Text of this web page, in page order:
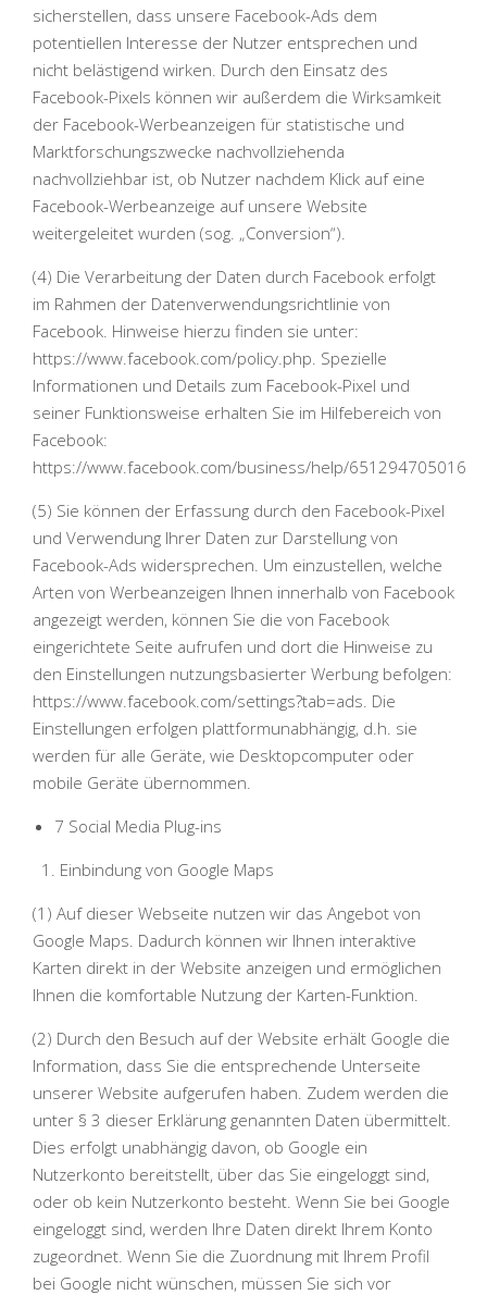
sicherstellen, dass unsere Facebook-Ads dem
potentiellen Interesse der Nutzer entsprechen und
nicht belästigend wirken. Durch den Einsatz des
Facebook-Pixels können wir außerdem die Wirksamkeit
der Facebook-Werbeanzeigen für statistische und
Marktforschungszwecke nachvollziehenda
nachvollziehbar ist, ob Nutzer nachdem Klick auf eine
Facebook-Werbeanzeige auf unsere Website
weitergeleitet wurden (sog. „Conversion“).
(4) Die Verarbeitung der Daten durch Facebook erfolgt
im Rahmen der Datenverwendungsrichtlinie von
Facebook. Hinweise hierzu finden sie unter:
https://www.facebook.com/policy.php. Spezielle
Informationen und Details zum Facebook-Pixel und
seiner Funktionsweise erhalten Sie im Hilfebereich von
Facebook:
https://www.facebook.com/business/help/
(5) Sie können der Erfassung durch den Facebook-Pixel
und Verwendung Ihrer Daten zur Darstellung von
Facebook-Ads widersprechen. Um einzustellen, welche
Arten von Werbeanzeigen Ihnen innerhalb von Facebook
angezeigt werden, können Sie die von Facebook
eingerichtete Seite aufrufen und dort die Hinweise zu
den Einstellungen nutzungsbasierter Werbung befolgen:
https://www.facebook.com/settings?tab=ads. Die
Einstellungen erfolgen plattformunabhängig, d.h. sie
werden für alle Geräte, wie Desktopcomputer oder
mobile Geräte übernommen.
7 Social Media Plug-ins
Einbindung von Google Maps
(1) Auf dieser Webseite nutzen wir das Angebot von
Google Maps. Dadurch können wir Ihnen interaktive
Karten direkt in der Website anzeigen und ermöglichen
Ihnen die komfortable Nutzung der Karten-Funktion.
(2) Durch den Besuch auf der Website erhält Google die
Information, dass Sie die entsprechende Unterseite
unserer Website aufgerufen haben. Zudem werden die
unter § 3 dieser Erklärung genannten Daten übermittelt.
Dies erfolgt unabhängig davon, ob Google ein
Nutzerkonto bereitstellt, über das Sie eingeloggt sind,
oder ob kein Nutzerkonto besteht. Wenn Sie bei Google
eingeloggt sind, werden Ihre Daten direkt Ihrem Konto
zugeordnet. Wenn Sie die Zuordnung mit Ihrem Profil
bei Google nicht wünschen, müssen Sie sich vor